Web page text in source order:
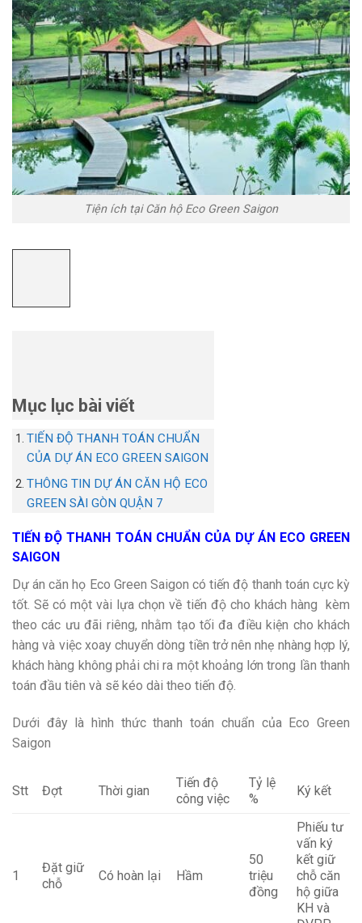
Tiện ích tại Căn hộ Eco Green Saigon
Mục lục bài viết
TIẾN ĐỘ THANH TOÁN CHUẨN
CỦA DỰ ÁN ECO GREEN SAIGON
THÔNG TIN DỰ ÁN CĂN HỘ ECO
GREEN SÀI GÒN QUẬN 7
TIẾN ĐỘ THANH TOÁN CHUẨN CỦA DỰ ÁN ECO GREEN
SAIGON
Dự án căn họ Eco Green Saigon có tiến độ thanh toán cực kỳ
tốt. Sẽ có một vài lựa chọn về tiến độ cho khách hàng kèm
theo các ưu đãi riêng, nhằm tạo tối đa điều kiện cho khách
hàng và việc xoay chuyển dòng tiền trở nên nhẹ nhàng hợp lý,
khách hàng không phải chi ra một khoảng lớn trong lần thanh
toán đầu tiên và sẽ kéo dài theo tiến độ.
Dưới đây là hình thức thanh toán chuẩn của Eco Green
Saigon
Stt Đợt Thời gian
Tiến độ
công việc
Tỷ lệ
%
Ký kết
1
Đặt giữ
chỗ
Có hoàn lại Hầm
50
triệu
đồng
Phiếu tư
vấn ký
kết giữ
chỗ căn
hộ giữa
KH và